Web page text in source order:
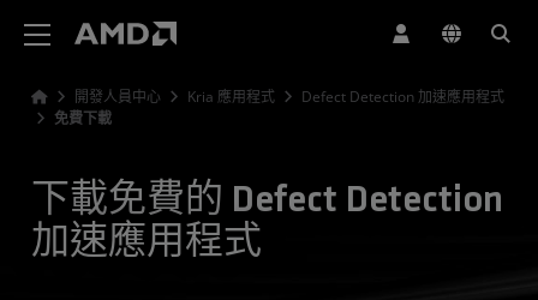
開發人員中心 Kria 應用程式
Defect Detection 加速應用程式
免費下載
下載免費的 Defect Detection
加速應用程式